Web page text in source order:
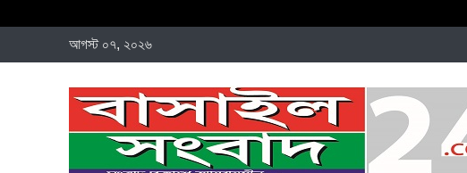
আগস্ট ০৭, ২০২৬